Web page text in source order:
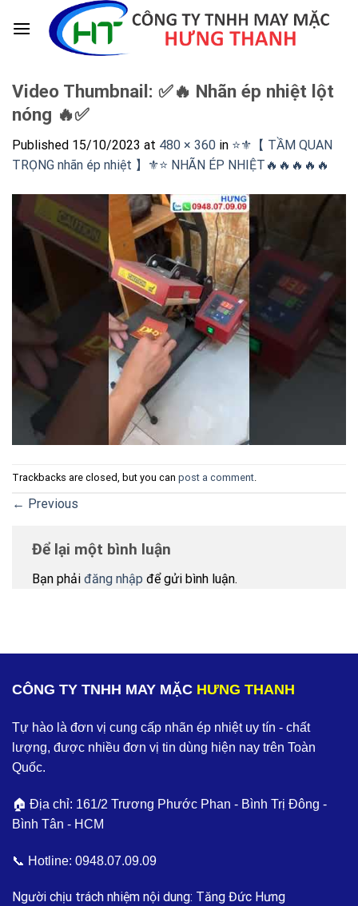
Video Thumbnail: ✅🔥 Nhãn ép nhiệt lột
nóng 🔥✅
Published 15/10/2023 at 480 × 360 in ⭐️⚜️【 TẦM QUAN
TRỌNG nhãn ép nhiệt 】⚜️⭐️ NHÃN ÉP NHIỆT🔥🔥🔥🔥🔥
Trackbacks are closed, but you can post a comment.
← Previous
Để lại một bình luận
Bạn phải đăng nhập để gửi bình luận.
CÔNG TY TNHH MAY MẶC HƯNG THANH
Tự hào là đơn vị cung cấp nhãn ép nhiệt uy tín - chất
lượng, được nhiều đơn vị tin dùng hiện nay trên Toàn
Quốc.
🏠 Địa chỉ: 161/2 Trương Phước Phan - Bình Trị Đông -
Bình Tân - HCM
📞 Hotline: 0948.07.09.09
Người chịu trách nhiệm nội dung: Tăng Đức Hưng